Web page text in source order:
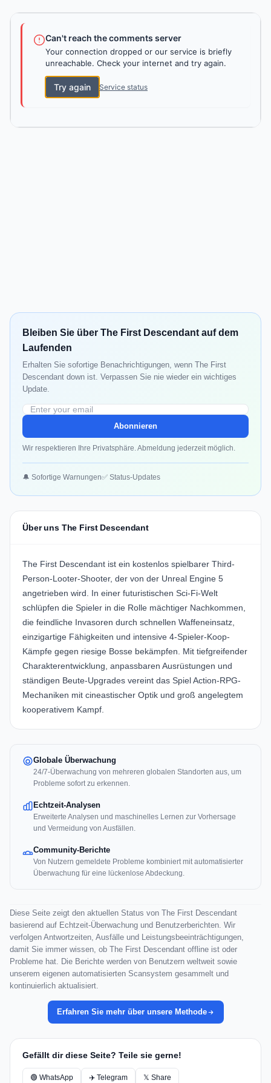
Can't reach the comments server
Your connection dropped or our service is briefly
unreachable. Check your internet and try again.
Try again Service status
Bleiben Sie über The First Descendant auf dem
Laufenden
Erhalten Sie sofortige Benachrichtigungen, wenn The First
Descendant down ist. Verpassen Sie nie wieder ein wichtiges
Update.
Abonnieren
Wir respektieren Ihre Privatsphäre. Abmeldung jederzeit möglich.
🔔 Sofortige Warnungen✅ Status-Updates
Über uns The First Descendant
The First Descendant ist ein kostenlos spielbarer Third-
Person-Looter-Shooter, der von der Unreal Engine 5
angetrieben wird. In einer futuristischen Sci-Fi-Welt
schlüpfen die Spieler in die Rolle mächtiger Nachkommen,
die feindliche Invasoren durch schnellen Waffeneinsatz,
einzigartige Fähigkeiten und intensive 4-Spieler-Koop-
Kämpfe gegen riesige Bosse bekämpfen. Mit tiefgreifender
Charakterentwicklung, anpassbaren Ausrüstungen und
ständigen Beute-Upgrades vereint das Spiel Action-RPG-
Mechaniken mit cineastischer Optik und groß angelegtem
kooperativem Kampf.
Globale Überwachung
24/7-Überwachung von mehreren globalen Standorten aus, um
Probleme sofort zu erkennen.
Echtzeit-Analysen
Erweiterte Analysen und maschinelles Lernen zur Vorhersage
und Vermeidung von Ausfällen.
Community-Berichte
Von Nutzern gemeldete Probleme kombiniert mit automatisierter
Überwachung für eine lückenlose Abdeckung.
Diese Seite zeigt den aktuellen Status von The First Descendant
basierend auf Echtzeit-Überwachung und Benutzerberichten. Wir
verfolgen Antwortzeiten, Ausfälle und Leistungsbeeinträchtigungen,
damit Sie immer wissen, ob The First Descendant offline ist oder
Probleme hat. Die Berichte werden von Benutzern weltweit sowie
unserem eigenen automatisierten Scansystem gesammelt und
kontinuierlich aktualisiert.
Erfahren Sie mehr über unsere Methode
Gefällt dir diese Seite? Teile sie gerne!
🟢 WhatsApp ✈️ Telegram 𝕏 Share